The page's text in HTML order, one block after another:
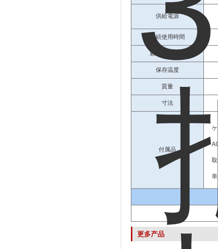
供給電源
連続使用時間
動作周囲温度
保存温度
質量
寸法
付属品
更多产品